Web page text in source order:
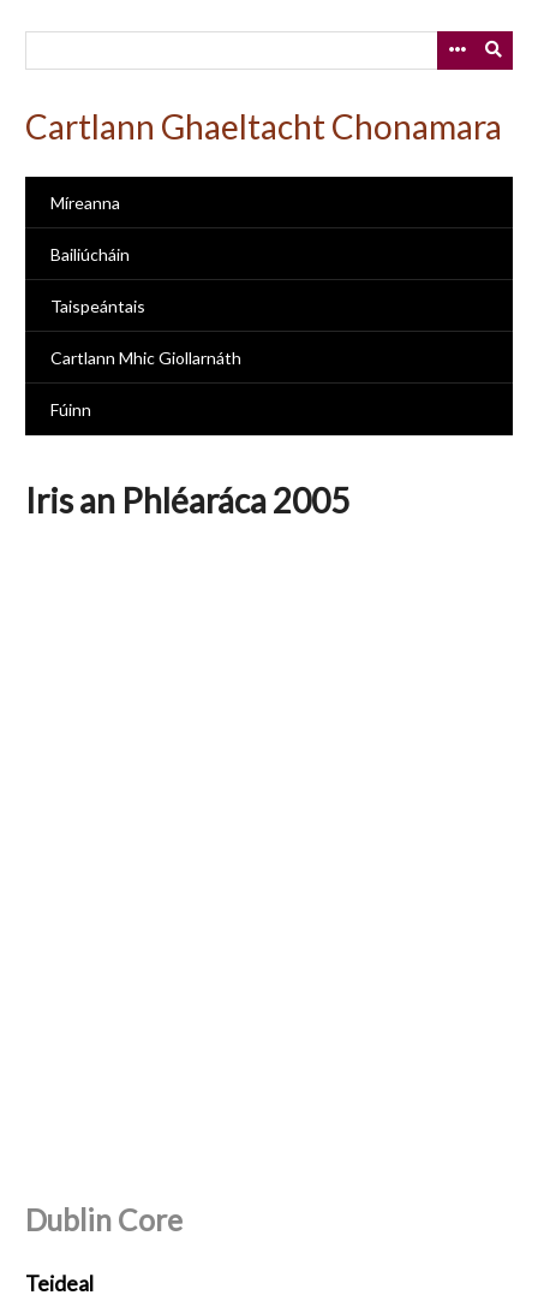
Cartlann Ghaeltacht Chonamara
Míreanna
Bailiúcháin
Taispeántais
Cartlann Mhic Giollarnáth
Fúinn
Iris an Phléaráca 2005
Dublin Core
Teideal